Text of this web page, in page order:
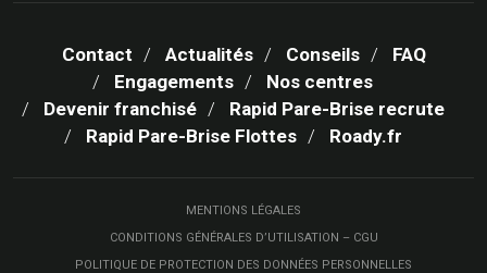
Contact Actualités Conseils
FAQ
Engagements
Nos centres
Devenir franchisé
Rapid Pare-Brise recrute
Rapid Pare-Brise Flottes
Roady.fr
MENTIONS LÉGALES
CONDITIONS GÉNÉRALES D’UTILISATION – CGU
POLITIQUE DE PROTECTION DES DONNÉES PERSONNELLES